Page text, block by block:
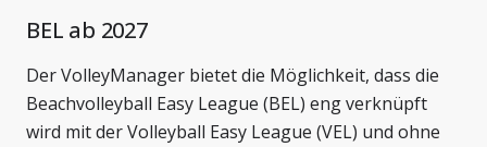
BEL ab 2027
Der VolleyManager bietet die Möglichkeit, dass die
Beachvolleyball Easy League (BEL) eng verknüpft
wird mit der Volleyball Easy League (VEL) und ohne